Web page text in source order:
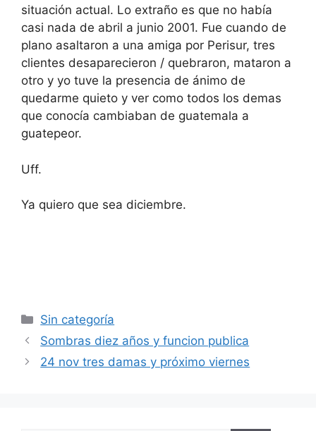
situación actual. Lo extraño es que no había
casi nada de abril a junio 2001. Fue cuando de
plano asaltaron a una amiga por Perisur, tres
clientes desaparecieron / quebraron, mataron a
otro y yo tuve la presencia de ánimo de
quedarme quieto y ver como todos los demas
que conocía cambiaban de guatemala a
guatepeor.
Uff.
Ya quiero que sea diciembre.
Categorías
Sin categoría
Sombras diez años y funcion publica
24 nov tres damas y próximo viernes